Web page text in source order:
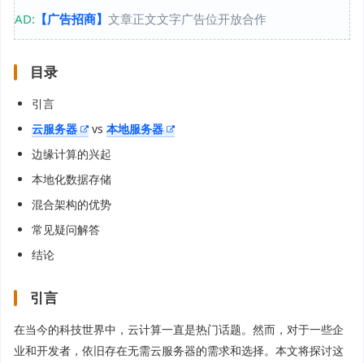
AD: 【广告招商】 文章正文文字广告位开放合作
目录
引言
云服务器
vs本地服务器
边缘计算的兴起
本地化数据存储
混合架构的优势
常见疑问解答
结论
引言
在当今的科技世界中，云计算一直是热门话题。然而，对于一些企
业和开发者，依旧存在无需云服务器的需求和选择。本文将探讨这